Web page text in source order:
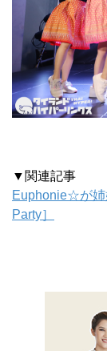
▼関連記事
Euphonie☆が姉
Party］